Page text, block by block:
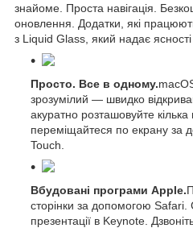
знайоме. Проста навігація.
оновлення. Додатки, які
з Liquid Glass, який надає
Просто. Все в одному.
зрозумілий — швидко
акуратно розташовуйте
переміщайтеся по екрану за
Touch.
Вбудовані програми Apple.
сторінки за допомогою Safari.
презентації в Keynote.